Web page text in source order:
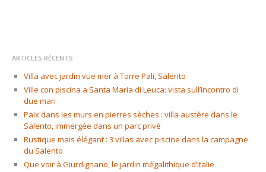
ARTICLES RÉCENTS
Villa avec jardin vue mer à Torre Pali, Salento
Ville con piscina a Santa Maria di Leuca: vista sull’incontro di
due mari
Paix dans les murs en pierres sèches : villa austère dans le
Salento, immergée dans un parc privé
Rustique mais élégant : 3 villas avec piscine dans la campagne
du Salento
Que voir à Giurdignano, le jardin mégalithique d’Italie